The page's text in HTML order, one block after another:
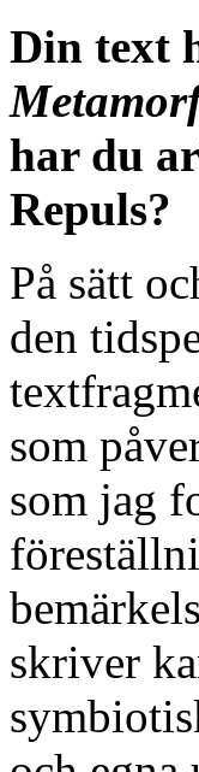
Din text
har du
Repuls?
På sätt
den
som
som jag
skriver